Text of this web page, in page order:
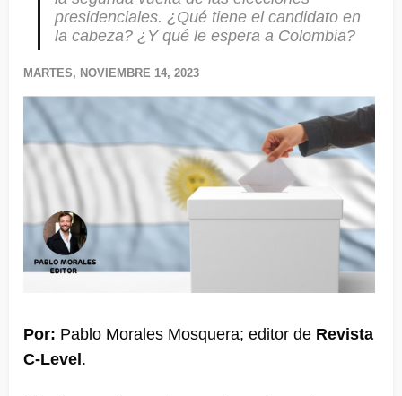
presidenciales. ¿Qué tiene el candidato en
la cabeza? ¿Y qué le espera a Colombia?
MARTES, NOVIEMBRE 14, 2023
Por: Pablo Morales Mosquera; editor de Revista
C-Level .